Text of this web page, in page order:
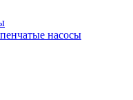
насосы